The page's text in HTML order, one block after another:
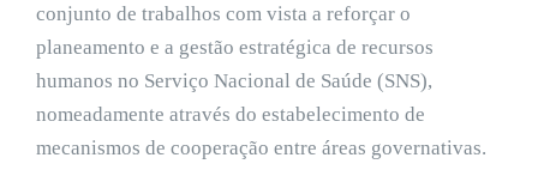
conjunto de trabalhos com vista a reforçar o
planeamento e a gestão estratégica de recursos
humanos no Serviço Nacional de Saúde (SNS),
nomeadamente através do estabelecimento de
mecanismos de cooperação entre áreas governativas.